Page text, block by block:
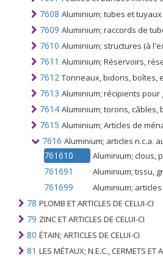
7608 Aluminium; tubes et tuyaux
7609 Aluminium; raccords de tubes ou de tuyaux
7610 Aluminium; structures (à l'exclusion des bâtiments préfabriqués du n ° 9406) et pièces (p.ex.
7611 Aluminium; Réservoirs, réservoirs, cuves et similaires pour matériaux (non comprimés ou liquéfiés) d'une
7612 Tonneaux, bidons, boîtes, etc. en aluminium (y compris les conteneurs tubulaires rigides pliants), pour les matières autres
7613 Aluminium; récipients
7614 Aluminium; torons, câbles, bandes tressées
7615 Aluminium; Articles de ménage ou d'économie domestique et leurs parties, éponges et
7616 Aluminium; articles n.c.a.
761610 Aluminium; clous, piquets, agrafes (autres que ceux du n ° 8305),
761691 Aluminium; tissu, grille,
761699 Aluminium; articles
78 PLOMB ET ARTICLES DE CELUI-CI
79 ZINC ET ARTICLES DE CELUI-CI
80 ÉTAIN; ARTICLES DE CELUI-CI
81 LES MÉTAUX; N.E.C., CERMETS ET